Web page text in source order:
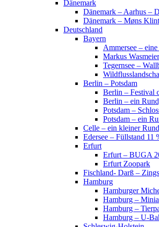
Dänemark
Dänemark – Aarhus –
Dänemark – Møns Klint
Deutschland
Bayern
Ammersee –
Markus
Tegernsee –
Berlin – Potsdam
Berlin – Festival
Berlin – ein
Potsdam –
Potsdam – ein
Celle – ein kleiner
Edersee – Füllstand 11
Erfurt
Erfurt – BUGA
Erfurt Zoopark
Fischland- Darß –
Hamburg
Hamburger
Hamburg –
Hamburg –
Hamburg – U-